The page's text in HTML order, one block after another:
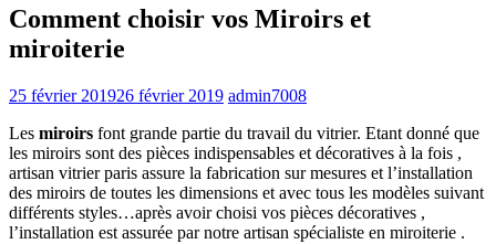
Comment choisir vos Miroirs et
miroiterie
25 février 201926 février 2019 admin7008
Les miroirs font grande partie du travail du vitrier. Etant donné que
les miroirs sont des pièces indispensables et décoratives à la fois ,
artisan vitrier paris assure la fabrication sur mesures et l’installation
des miroirs de toutes les dimensions et avec tous les modèles suivant
différents styles…après avoir choisi vos pièces décoratives ,
l’installation est assurée par notre artisan spécialiste en miroiterie .